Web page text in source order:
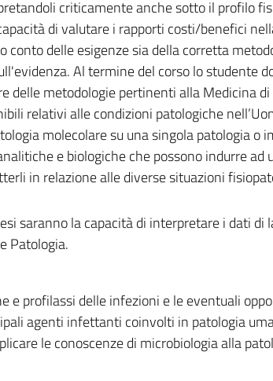
criticamente anche sotto il profilo
di valutare i rapporti costi/benefici
conto delle esigenze sia della corretta
Al termine del corso lo studente
delle metodologie pertinenti alla Medicina
relativi alle condizioni patologiche
molecolare su una singola patologia o
e biologiche che possono indurre ad
in relazione alle diverse situazioni
saranno la capacità di interpretare i dati di
Patologia.
e profilassi delle infezioni e le eventuali
agenti infettanti coinvolti in patologia
le conoscenze di microbiologia alla